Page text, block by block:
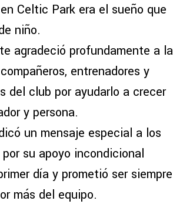
Celtic Park era el sueño que
niño.
agradeció profundamente a la
entrenadores y
del club por ayudarlo a crecer
y persona.
un mensaje especial a los
su apoyo incondicional
día y prometió ser siempre
más del equipo.